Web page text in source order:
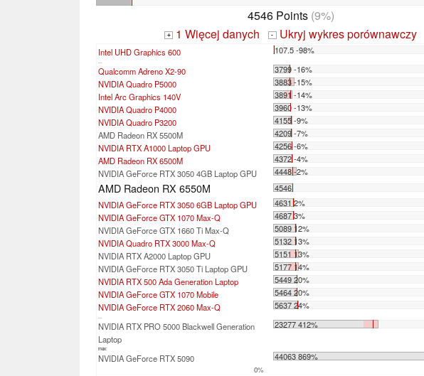
4546 Points(9%)
+ 1 Więcej danych - Ukryj wykres porównawczy
Intel UHD Graphics 600 107.5 -98%
...
Qualcomm Adreno X2-90
3799 -16%
NVIDIA Quadro P5000
3883 -15%
Intel Arc Graphics 140V
3891 -14%
NVIDIA Quadro P4000
3960 -13%
NVIDIA Quadro P3200
4155 -9%
AMD Radeon RX 5500M
4209 -7%
NVIDIA RTX A1000 Laptop GPU
4256 -6%
AMD Radeon RX 6500M
4372 -4%
NVIDIA GeForce RTX 3050 4GB Laptop GPU
4448 -2%
AMD Radeon RX 6550M
4546
NVIDIA GeForce RTX 3050 6GB Laptop GPU
4631 2%
NVIDIA GeForce GTX 1070 Max-Q
4687 3%
NVIDIA GeForce GTX 1660 Ti Max-Q
5089 12%
NVIDIA Quadro RTX 3000 Max-Q
5132 13%
NVIDIA RTX A2000 Laptop GPU
5151 13%
NVIDIA GeForce RTX 3050 Ti Laptop GPU
5177 14%
NVIDIA RTX 500 Ada Generation Laptop
5449 20%
NVIDIA GeForce GTX 1070 Mobile
5464 20%
NVIDIA GeForce RTX 2060 Max-Q
5637 24%
...
NVIDIA RTX PRO 5000 Blackwell Generation
Laptop
23277 412%
max:
NVIDIA GeForce RTX 5090 44063 869%
0%